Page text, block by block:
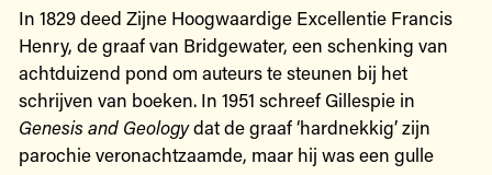
In 1829 deed Zijne Hoogwaardige Excellentie Francis
Henry, de graaf van Bridgewater, een schenking van
achtduizend pond om auteurs te steunen bij het
schrijven van boeken. In 1951 schreef Gillespie in
Genesis and Geologydat de graaf ‘hardnekkig’ zijn
parochie veronachtzaamde, maar hij was een gulle